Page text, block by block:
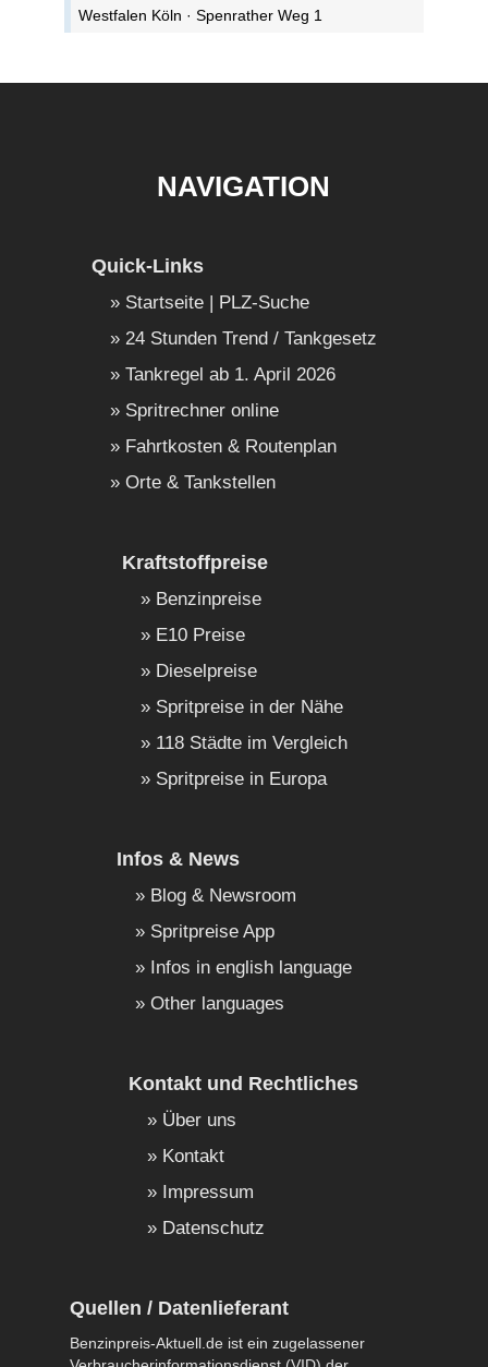
Westfalen Köln · Spenrather Weg 1
NAVIGATION
Quick-Links
Startseite | PLZ-Suche
24 Stunden Trend / Tankgesetz
Tankregel ab 1. April 2026
Spritrechner online
Fahrtkosten & Routenplan
Orte & Tankstellen
Kraftstoffpreise
Benzinpreise
E10 Preise
Dieselpreise
Spritpreise in der Nähe
118 Städte im Vergleich
Spritpreise in Europa
Infos & News
Blog & Newsroom
Spritpreise App
Infos in english language
Other languages
Kontakt und Rechtliches
Über uns
Kontakt
Impressum
Datenschutz
Quellen / Datenlieferant
Benzinpreis-Aktuell.de ist ein zugelassener